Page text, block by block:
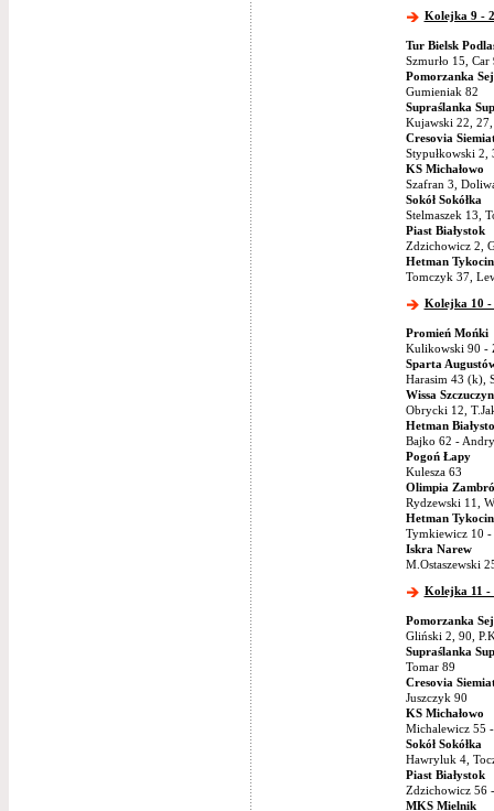
Kolejka 9 -
Tur Bielsk
Szmurło 15, Car
Pomorzanka
Gumieniak 82
Supraślanka
Kujawski 22,
Cresovia
Stypułkowski
KS Michałowo
Szafran 3,
Sokół Sokółka
Stelmaszek 13,
Piast Białystok
Zdzichowicz 2,
Hetman Tykocin
Tomczyk 37,
Kolejka 10 -
Promień Mońki
Kulikowski 90 -
Sparta
Harasim 43 (k),
Wissa Szczuczyn
Obrycki 12,
Hetman
Bajko 62 -
Pogoń Łapy
Kulesza 63
Olimpia
Rydzewski 11,
Hetman Tykocin
Tymkiewicz 10
Iskra Narew
M.Ostaszewski
Kolejka 11 -
Pomorzanka
Gliński 2, 90,
Supraślanka
Tomar 89
Cresovia
Juszczyk 90
KS Michałowo
Michalewicz 55
Sokół Sokółka
Hawryluk 4,
Piast Białystok
Zdzichowicz 56
MKS Mielnik